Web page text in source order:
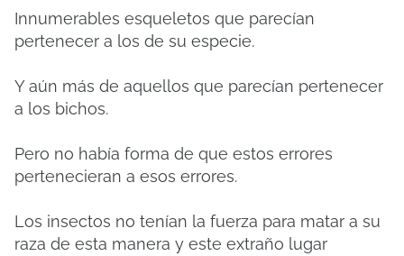
Innumerables esqueletos que parecían
pertenecer a los de su especie.
Y aún más de aquellos que parecían pertenecer
a los bichos.
Pero no había forma de que estos errores
pertenecieran a esos errores.
Los insectos no tenían la fuerza para matar a su
raza de esta manera y este extraño lugar